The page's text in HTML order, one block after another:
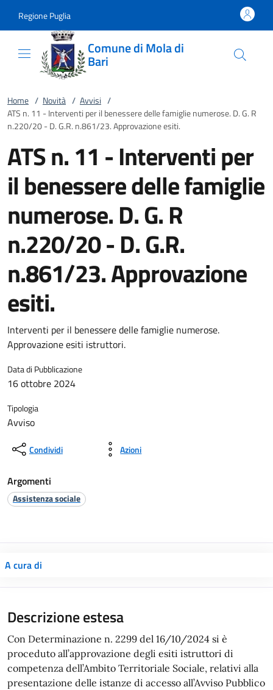
Regione Puglia
Comune di Mola di
Bari
Home / Novità / Avvisi /
ATS n. 11 - Interventi per il benessere delle famiglie numerose. D. G. R
n.220/20 - D. G.R. n.861/23. Approvazione esiti.
ATS n. 11 - Interventi per
il benessere delle famiglie
numerose. D. G. R
n.220/20 - D. G.R.
n.861/23. Approvazione
esiti.
Interventi per il benessere delle famiglie numerose.
Approvazione esiti istruttori.
Data di Pubblicazione
16 ottobre 2024
Tipologia
Avviso
Condividi Azioni
Argomenti
Assistenza sociale
A cura di
Descrizione estesa
Con Determinazione n. 2299 del 16/10/2024 si è
proceduto all’approvazione degli esiti istruttori di
competenza dell’Ambito Territoriale Sociale, relativi alla
presentazione delle istanze di accesso all’Avviso Pubblico